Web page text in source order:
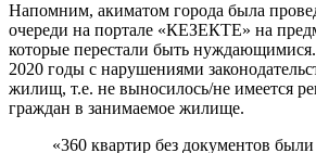
Напомним, акиматом города была
очереди на портале «КЕЗЕКТЕ» на
которые перестали быть
2020 годы с нарушениями
жилищ, т.е. не выносилось/не имеется
граждан в занимаемое жилище.
«360 квартир без документов